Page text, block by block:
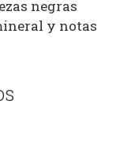
negras
y notas